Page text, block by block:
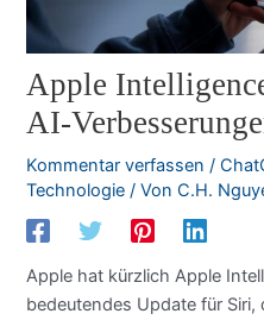
Apple
AI-
Kommentar verfassen /
Technologie / VonC.H.
Apple hat kürzlich Apple
bedeutendes Update für